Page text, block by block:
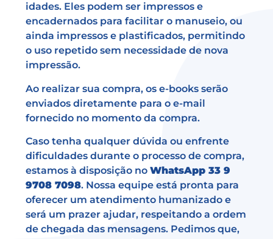
idades. Eles podem ser impressos e
encadernados para facilitar o manuseio, ou
ainda impressos e plastificados, permitindo
o uso repetido sem necessidade de nova
impressão.
Ao realizar sua compra, os e-books serão
enviados diretamente para o e-mail
fornecido no momento da compra.
Caso tenha qualquer dúvida ou enfrente
dificuldades durante o processo de compra,
estamos à disposição noWhatsApp 33 9
9708 7098. Nossa equipe está pronta para
oferecer um atendimento humanizado e
será um prazer ajudar, respeitando a ordem
de chegada das mensagens. Pedimos que,